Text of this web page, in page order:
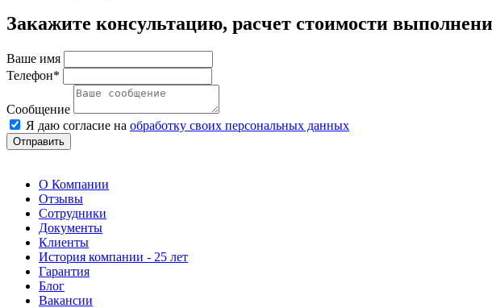
Закажите консультацию, расчет стоимости
Ваше имя
Телефон*
Сообщение
Я даю согласие на обработку своих персональных данных
Отправить
О Компании
Отзывы
Сотрудники
Документы
Клиенты
История компании - 25 лет
Гарантия
Блог
Вакансии